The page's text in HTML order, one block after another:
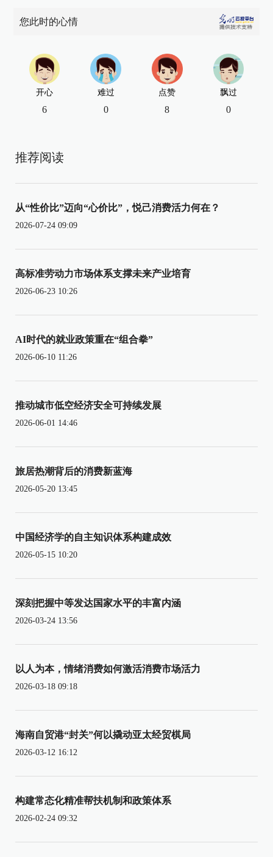
您此时的心情
开心
6
难过
0
点赞
8
飘过
0
推荐阅读
从“性价比”迈向“心价比”，悦己消费活力何在？
2026-07-24 09:09
高标准劳动力市场体系支撑未来产业培育
2026-06-23 10:26
AI时代的就业政策重在“组合拳”
2026-06-10 11:26
推动城市低空经济安全可持续发展
2026-06-01 14:46
旅居热潮背后的消费新蓝海
2026-05-20 13:45
中国经济学的自主知识体系构建成效
2026-05-15 10:20
深刻把握中等发达国家水平的丰富内涵
2026-03-24 13:56
以人为本，情绪消费如何激活消费市场活力
2026-03-18 09:18
海南自贸港“封关”何以撬动亚太经贸棋局
2026-03-12 16:12
构建常态化精准帮扶机制和政策体系
2026-02-24 09:32